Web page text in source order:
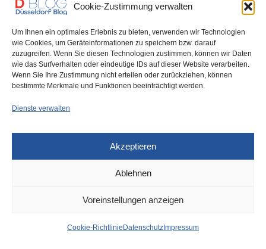
Cookie-Zustimmung verwalten
Um Ihnen ein optimales Erlebnis zu bieten, verwenden wir Technologien
wie Cookies, um Geräteinformationen zu speichern bzw. darauf
zuzugreifen. Wenn Sie diesen Technologien zustimmen, können wir Daten
wie das Surfverhalten oder eindeutige IDs auf dieser Website verarbeiten.
Wenn Sie Ihre Zustimmung nicht erteilen oder zurückziehen, können
bestimmte Merkmale und Funktionen beeinträchtigt werden.
Dienste verwalten
Akzeptieren
Ablehnen
Voreinstellungen anzeigen
Cookie-Richtlinie Datenschutz Impressum
0 SHARES
IMPRESSUM DATENSCHUTZ COOKIE-RICHTLINIE (EU)